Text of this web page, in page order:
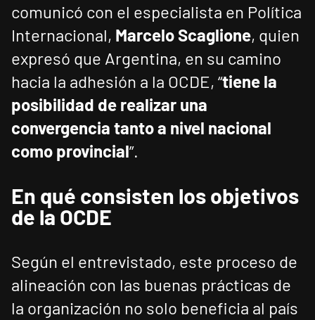
comunicó con el especialista en Política
Internacional, Marcelo Scaglione, quien
expresó que Argentina, en su camino
hacia la adhesión a la OCDE, “tiene la
posibilidad de realizar una
convergencia tanto a nivel nacional
como provincial”.
En qué consisten los objetivos
de la OCDE
Según el entrevistado, este proceso de
alineación con las buenas prácticas de
la organización no solo beneficia al país